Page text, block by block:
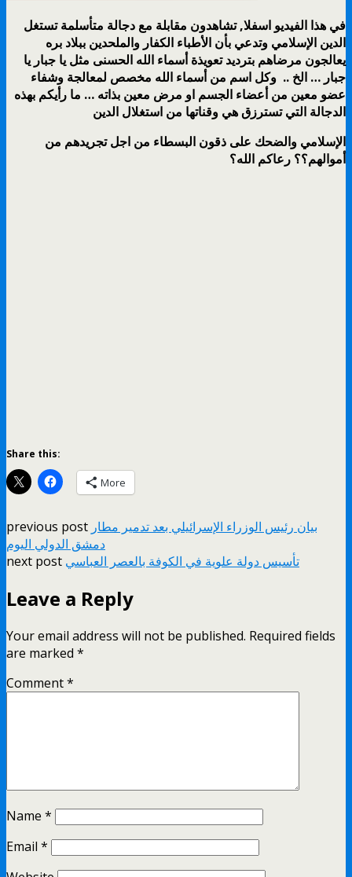
في هذا الفيديو اسفلا, تشاهدون مقابلة مع دجالة متأسلمة تستغل
الدين الإسلامي وتدعي بأن الأطباء الكفار والملحدين ببلاد بره
يعالجون مرضاهم بترديد تعويذة أسماء الله الحسنى مثل يا جبار يا
جبار … الخ .. وكل اسم من أسماء الله مخصص لمعالجة وشفاء
عضو معين من أعضاء الجسم او مرض معين بذاته … ما رأيكم بهذه
الدجالة التي تسترزق هي وقناتها من استغلال الدين
الإسلامي والضحك على ذقون البسطاء من اجل تجريدهم من
أموالهم؟؟ رعاكم الله؟
Share this:
More
previous post بيان رئيس الوزراء الإسرائيلي بعد تدمير مطار
دمشق الدولي اليوم
next post تأسيس دولة علوية في الكوفة بالعصر العباسي
Leave a Reply
Your email address will not be published. Required fields
are marked *
Comment*
Name *
Email *